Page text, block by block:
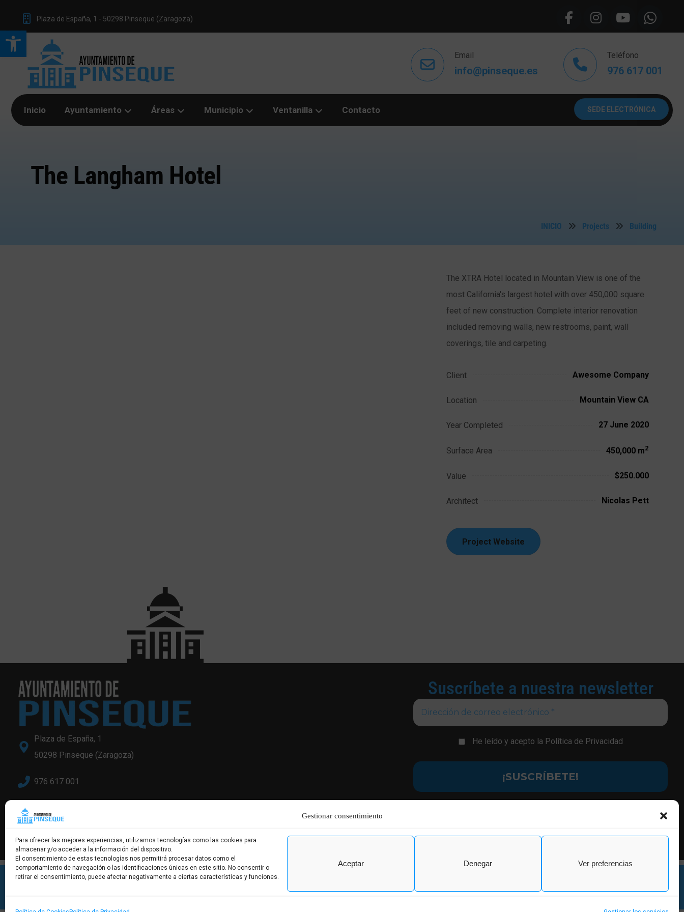
Abrir barra de herramientas
Gestionar consentimiento
Para ofrecer las mejores experiencias, utilizamos tecnologías como las cookies para
almacenar y/o acceder a la información del dispositivo.
El consentimiento de estas tecnologías nos permitirá procesar datos como el
comportamiento de navegación o las identificaciones únicas en este sitio. No consentir o
retirar el consentimiento, puede afectar negativamente a ciertas características y funciones.
Aceptar Denegar Ver preferencias
Plaza de España, 1 - 50298 Pinseque (Zaragoza)
Teléfono
976 617 001
Email
info@pinseque.es
Inicio Ayuntamiento Áreas Municipio Ventanilla Contacto SEDE ELECTRÓNICA
The Langham Hotel
INICIO Projects Building
The XTRA Hotel located in Mountain View is one of the
most California's largest hotel with over 450,000 square
feet of new construction. Complete interior renovation
included removing walls, new restrooms, paint, wall
coverings, tile and carpeting.
Client Awesome Company
Location Mountain View CA
Year Completed 27 June 2020
Surface Area 450,000 m2
Value $250.000
Architect Nicolas Pett
Project Website
Plaza de España, 1
50298 Pinseque (Zaragoza)
976 617 001
Suscríbete a nuestra newsletter
He leído y acepto la Política de Privacidad
noticias / Legitimación. Tu consentimiento / Destinatarios. Solo se realizan cesiones si
rectificación, limitación y suprimir los datos como se indica en laPolítica de Privacidad
©2025 Ayuntamiento de Pinseque | Diseño Web por Estudio Digital MC Clic